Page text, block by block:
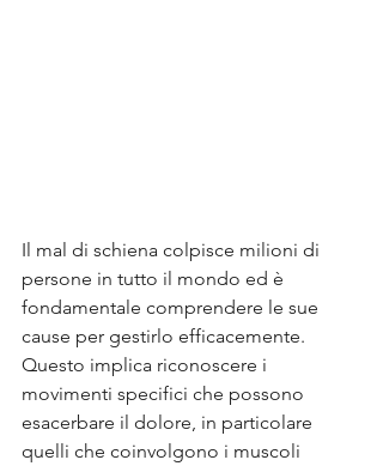
Il mal di schiena colpisce milioni di
persone in tutto il mondo ed è
fondamentale comprendere le sue
cause per gestirlo efficacemente.
Questo implica riconoscere i
movimenti specifici che possono
esacerbare il dolore, in particolare
quelli che coinvolgono i muscoli